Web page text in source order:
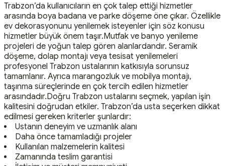
Trabzon’da kullanıcıların en çok talep ettiği hizmetler
arasında boya badana ve parke döşeme öne çıkar. Özellikle
ev dekorasyonunu yenilemek isteyenler için söz konusu
hizmetler büyük önem taşır.Mutfak ve banyo yenileme
projeleri de yoğun talep gören alanlardandır. Seramik
döşeme, dolap montajı veya tesisat yenilemeleri
profesyonel Trabzon ustalarının katkısıyla sorunsuz
tamamlanır. Ayrıca marangozluk ve mobilya montajı,
taşınma süreçlerinde en çok tercih edilen hizmetler
arasındadır.Doğru Trabzon ustalarını seçmek, yapılan işin
kalitesini doğrudan etkiler. Trabzon’da usta seçerken dikkat
edilmesi gereken kriterler şunlardır:
Ustanın deneyim ve uzmanlık alanı
Daha önce tamamladığı projeler
Kullanılan malzemelerin kalitesi
Zamanında teslim garantisi